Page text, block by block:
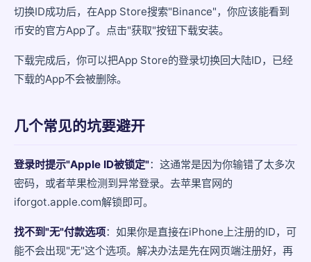
切换ID成功后，在App Store搜索"Binance"，你应该能看到
币安的官方App了。点击"获取"按钮下载安装。
下载完成后，你可以把App Store的登录切换回大陆ID，已经
下载的App不会被删除。
几个常见的坑要避开
登录时提示"Apple ID被锁定"：这通常是因为你输错了太多次
密码，或者苹果检测到异常登录。去苹果官网的
iforgot.apple.com解锁即可。
找不到"无"付款选项：如果你是直接在iPhone上注册的ID，可
能不会出现"无"这个选项。解决办法是先在网页端注册好，再